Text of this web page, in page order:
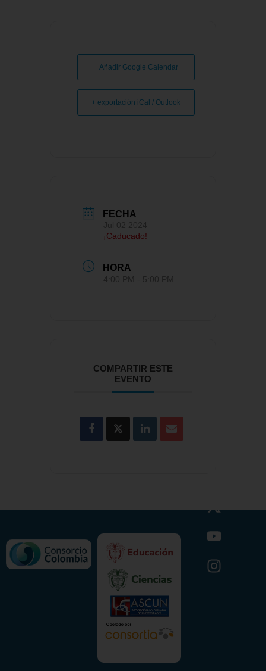
+ Añadir Google Calendar
+ exportación iCal / Outlook
FECHA
¡Caducado!
HORA
COMPARTIR ESTE
EVENTO